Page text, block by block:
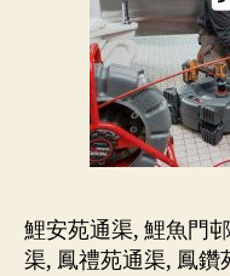
鯉安苑通渠, 鯉魚門
渠, 鳳禮苑通渠, 鳳鑽